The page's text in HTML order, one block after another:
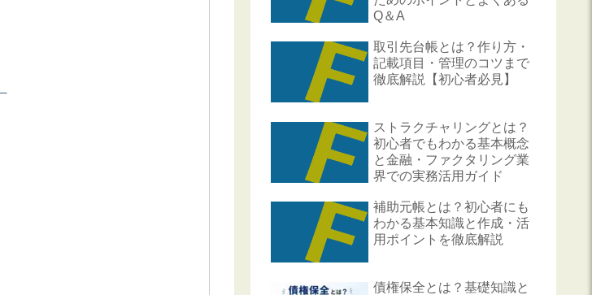
Q＆A
取引先台帳とは？作り方・
記載項目・管理のコツまで
徹底解説【初心者必見】
ストラクチャリングとは？
初心者でもわかる基本概念
と金融・ファクタリング業
界での実務活用ガイド
補助元帳とは？初心者にも
わかる基本知識と作成・活
用ポイントを徹底解説
債権保全とは？基礎知識と